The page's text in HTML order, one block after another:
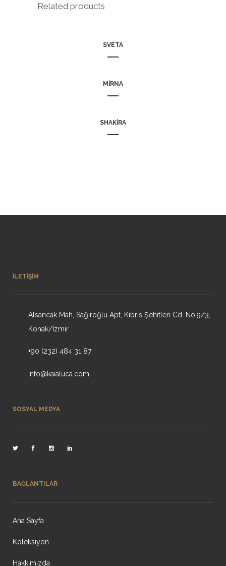
Related products
SVETA
MIRNA
SHAKIRA
İLETIŞIM
Alsancak Mah, Sağıroğlu Apt, Kıbrıs Şehitleri Cd. No:9/3,
Konak/İzmir
+90 (232) 484 31 87
info@kaialuca.com
SOSYAL MEDYA
BAĞLANTILAR
Ana Sayfa
Koleksiyon
Hakkımızda